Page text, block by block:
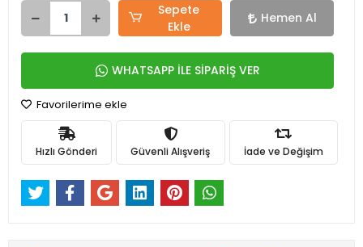
Sepete
Ekle
Hemen Al
WHATSAPP İLE SİPARİŞ VER
Favorilerime ekle
Hızlı Gönderi Güvenli Alışveriş İade ve Değişim